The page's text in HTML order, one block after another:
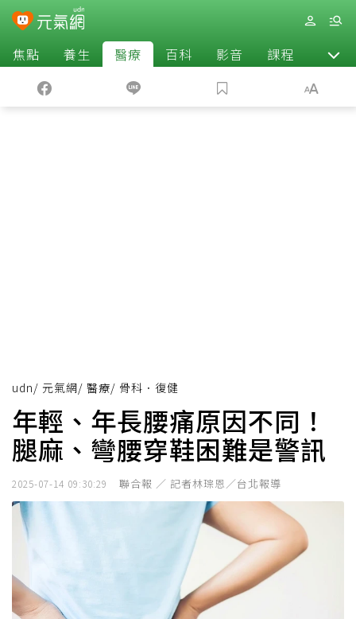
焦點 養生 醫療 百科 影音 課程 退休
udn/ 元氣網/ 醫療/ 骨科．復健
年輕、年長腰痛原因不同！
腿麻、彎腰穿鞋困難是警訊
2025-07-14 09:30:29 聯合報 ／ 記者林琮恩／台北報導